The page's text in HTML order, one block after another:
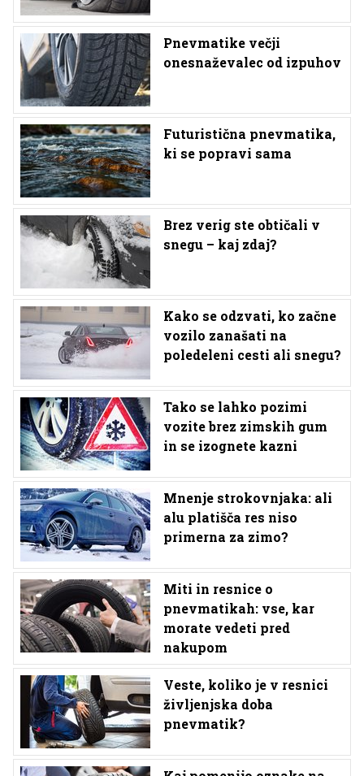
Pnevmatike večji
onesnaževalec od izpuhov
Futuristična pnevmatika,
ki se popravi sama
Brez verig ste obtičali v
snegu – kaj zdaj?
Kako se odzvati, ko začne
vozilo zanašati na
poledeleni cesti ali snegu?
Tako se lahko pozimi
vozite brez zimskih gum
in se izognete kazni
Mnenje strokovnjaka: ali
alu platišča res niso
primerna za zimo?
Miti in resnice o
pnevmatikah: vse, kar
morate vedeti pred
nakupom
Veste, koliko je v resnici
življenjska doba
pnevmatik?